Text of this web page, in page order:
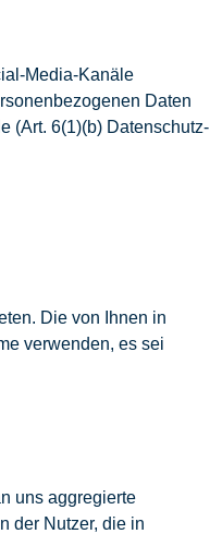
Media-Kanäle
Daten
(Art. 6(1)(b) Datenschutz-
Die von Ihnen in
verwenden, es sei
uns aggregierte
der Nutzer, die in